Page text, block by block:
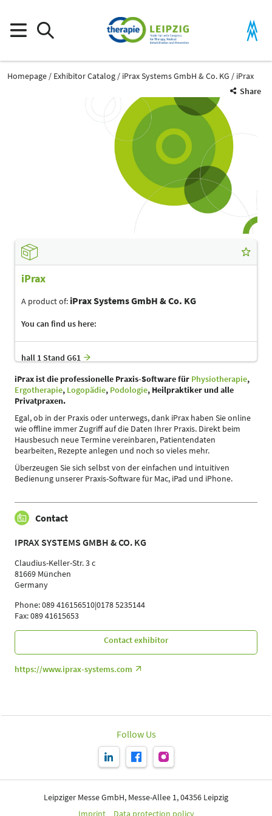
Homepage Exhibitor Catalog iPrax Systems GmbH & Co. KG
iPrax
Share
iPrax
A product of: iPrax Systems GmbH & Co. KG
You can find us here:
hall 1 Stand G61
iPrax ist die professionelle Praxis-Software für Physiotherapie,
Ergotherapie, Logopädie, Podologie, Heilpraktiker und alle
Privatpraxen.
Egal, ob in der Praxis oder unterwegs, dank iPrax haben Sie online
wie offline immer Zugriff auf die Daten Ihrer Praxis. Direkt beim
Hausbesuch neue Termine vereinbaren, Patientendaten
bearbeiten, Rezepte anlegen und noch so vieles mehr.
Überzeugen Sie sich selbst von der einfachen und intuitiven
Bedienung unserer Praxis-Software für Mac, iPad und iPhone.
Contact
IPRAX SYSTEMS GMBH & CO. KG
Claudius-Keller-Str. 3 c
81669 München
Germany
Phone: 089 416156510|0178 5235144
Fax: 089 41615653
Contact exhibitor
https://www.iprax-systems.com
Follow Us
Leipziger Messe GmbH, Messe-Allee 1, 04356 Leipzig
Imprint
Data protection policy